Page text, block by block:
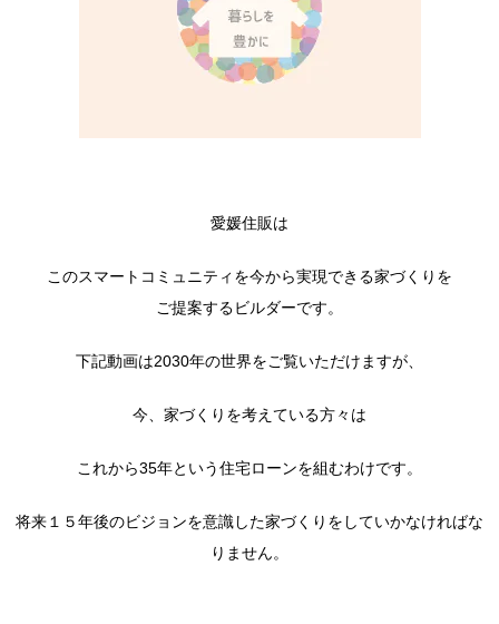
愛媛住販は
このスマートコミュニティを今から実現できる家づくりを
ご提案するビルダーです。
下記動画は2030年の世界をご覧いただけますが、
今、家づくりを考えている方々は
これから35年という住宅ローンを組むわけです。
将来１５年後のビジョンを意識した家づくりをしていかなければな
りません。